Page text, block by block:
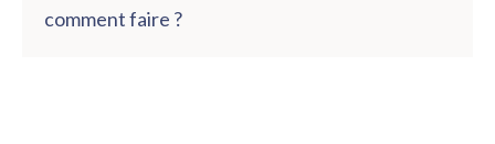
comment faire ?